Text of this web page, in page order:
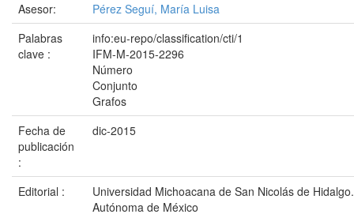
Asesor:
Pérez Seguí, María Luisa
Palabras
clave :
info:eu-repo/classification/cti/1
IFM-M-2015-2296
Número
Conjunto
Grafos
Fecha de
publicación
:
dic-2015
Editorial :
Universidad Michoacana de San Nicolás de
Autónoma de México